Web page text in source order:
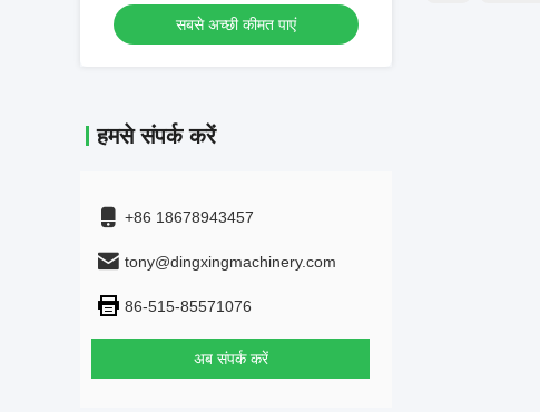
सबसे अच्छी कीमत पाएं
हमसे संपर्क करें
+86 18678943457
tony@dingxingmachinery.com
86-515-85571076
अब संपर्क करें